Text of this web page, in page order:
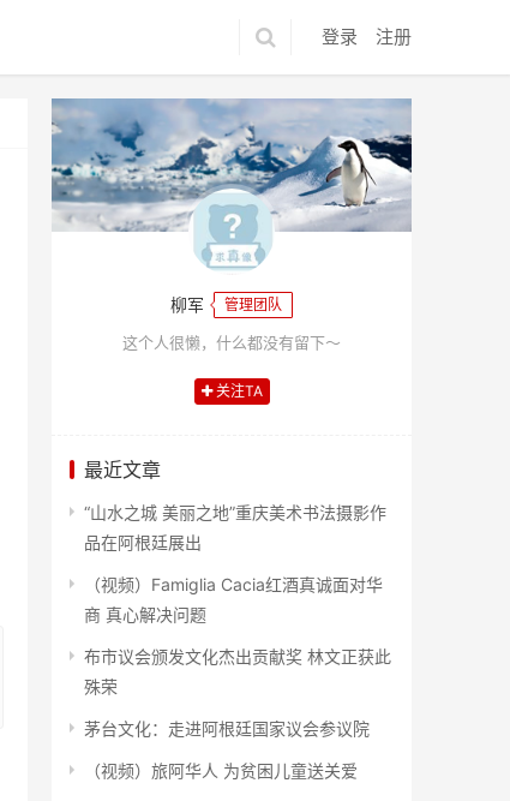
登录 注册
柳军 管理团队
这个人很懒，什么都没有留下～
关注TA
最近文章
“山水之城 美丽之地”重庆美术书法摄影作
品在阿根廷展出
（视频）Famiglia Cacia红酒真诚面对华
商 真心解决问题
布市议会颁发文化杰出贡献奖 林文正获此
殊荣
茅台文化：走进阿根廷国家议会参议院
（视频）旅阿华人 为贫困儿童送关爱